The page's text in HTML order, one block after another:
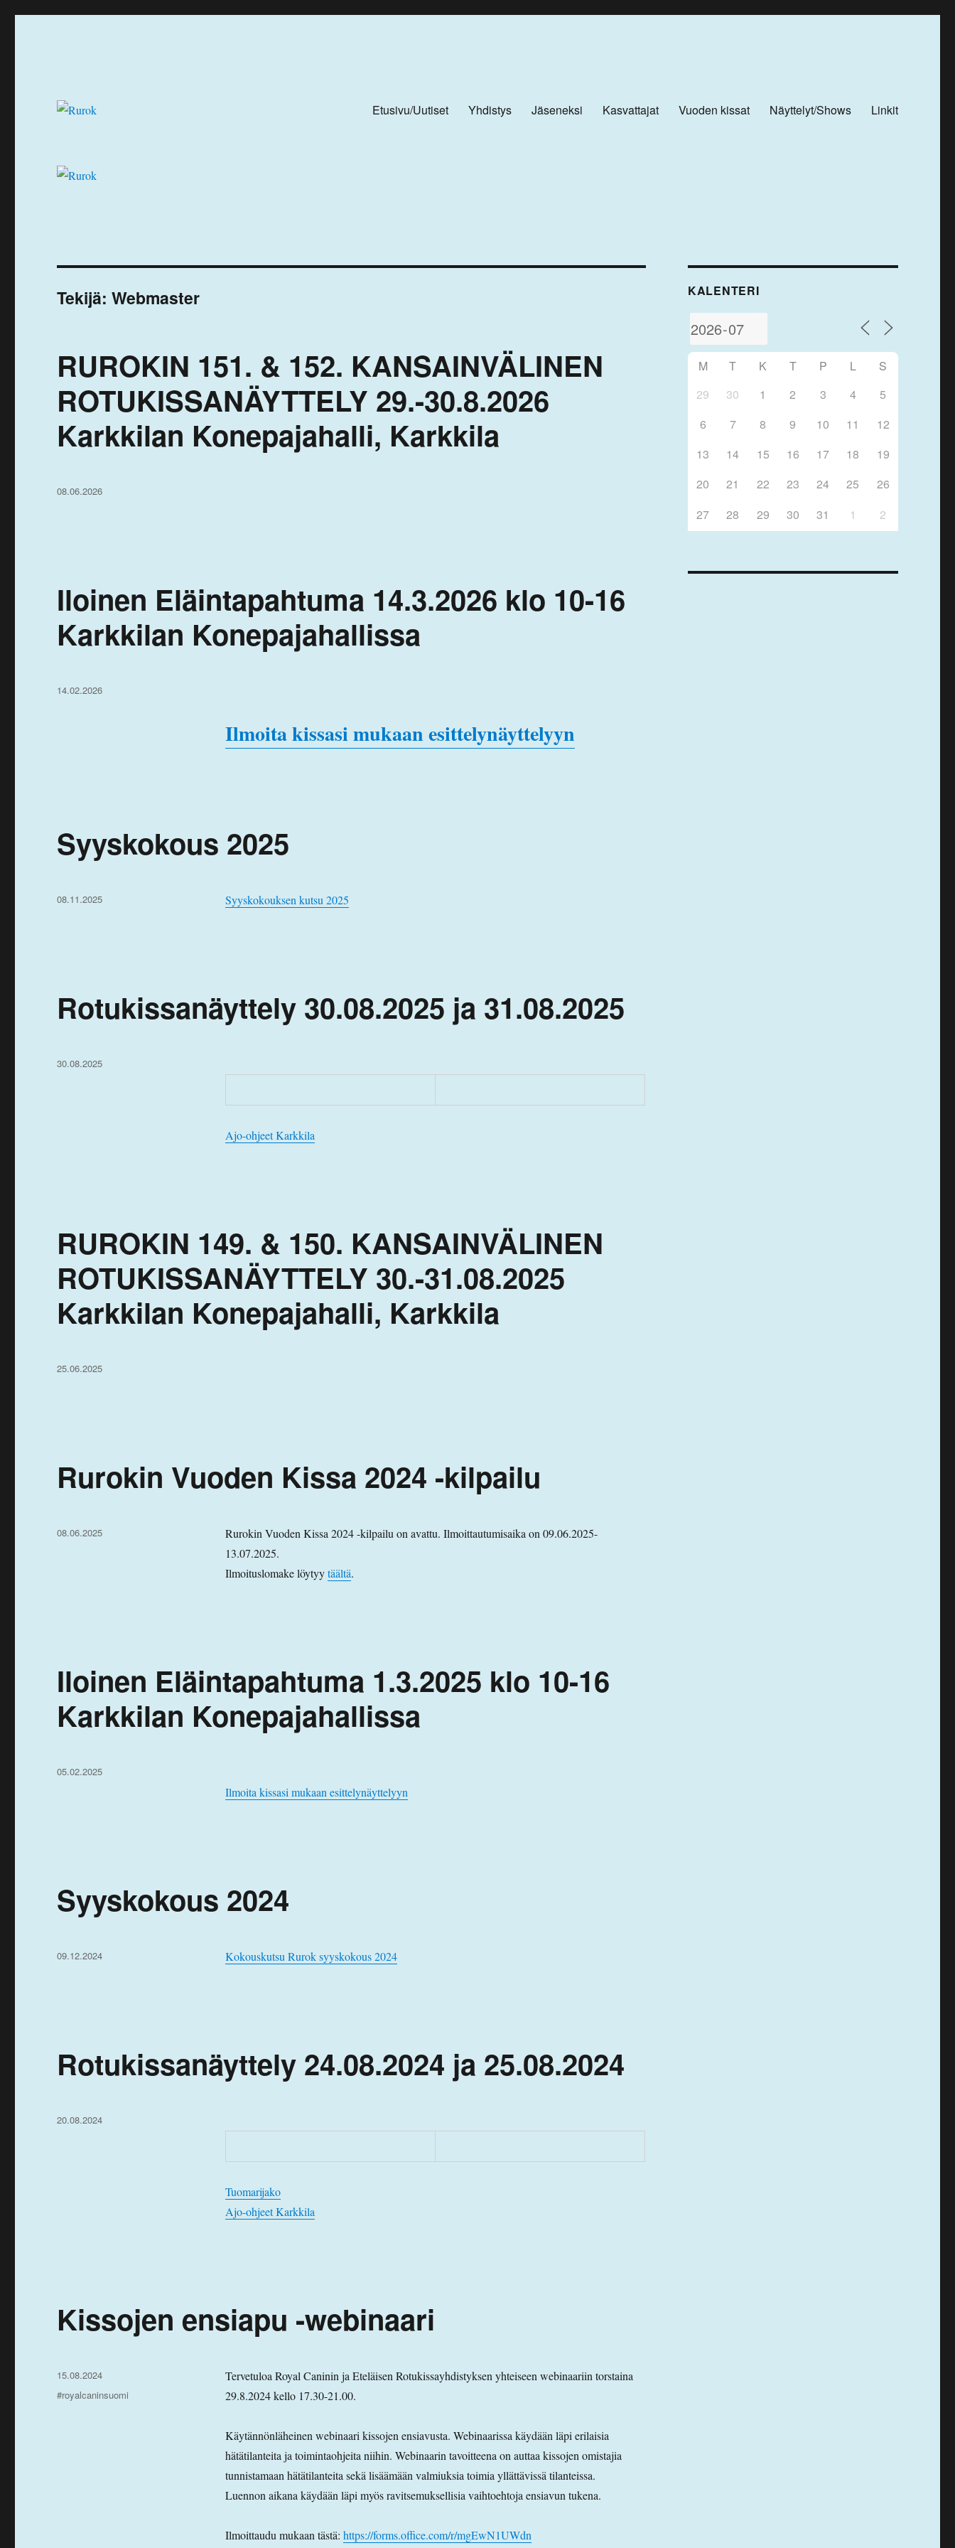
Etusivu/Uutiset Yhdistys Jäseneksi Kasvattajat Vuoden kissat Näyttelyt/Shows Linkit
Tekijä:Webmaster
RUROKIN 151. & 152. KANSAINVÄLINEN
ROTUKISSANÄYTTELY 29.-30.8.2026
Karkkilan Konepajahalli, Karkkila
Julkaistu
08.06.2026
Iloinen Eläintapahtuma 14.3.2026 klo 10-16
Karkkilan Konepajahallissa
Ilmoita kissasi mukaan esittelynäyttelyyn
Julkaistu
14.02.2026
Syyskokous 2025
Syyskokouksen kutsu 2025
Julkaistu
08.11.2025
Rotukissanäyttely 30.08.2025 ja 31.08.2025
Ajo-ohjeet Karkkila
Julkaistu
30.08.2025
RUROKIN 149. & 150. KANSAINVÄLINEN
ROTUKISSANÄYTTELY 30.-31.08.2025
Karkkilan Konepajahalli, Karkkila
Julkaistu
25.06.2025
Rurokin Vuoden Kissa 2024 -kilpailu
Rurokin Vuoden Kissa 2024 -kilpailu on avattu. Ilmoittautumisaika on 09.06.2025-
13.07.2025.
Ilmoituslomake löytyytäältä.
Julkaistu
08.06.2025
Iloinen Eläintapahtuma 1.3.2025 klo 10-16
Karkkilan Konepajahallissa
Ilmoita kissasi mukaan esittelynäyttelyyn
Julkaistu
05.02.2025
Syyskokous 2024
Kokouskutsu Rurok syyskokous 2024
Julkaistu
09.12.2024
Rotukissanäyttely 24.08.2024 ja 25.08.2024
Tuomarijako
Ajo-ohjeet Karkkila
Julkaistu
20.08.2024
Kissojen ensiapu -webinaari
Tervetuloa Royal Caninin ja Eteläisen Rotukissayhdistyksen yhteiseen webinaariin torstaina
29.8.2024 kello 17.30-21.00.
Käytännönläheinen webinaari kissojen ensiavusta. Webinaarissa käydään läpi erilaisia
hätätilanteita ja toimintaohjeita niihin. Webinaarin tavoitteena on auttaa kissojen omistajia
tunnistamaan hätätilanteita sekä lisäämään valmiuksia toimia yllättävissä tilanteissa.
Luennon aikana käydään läpi myös ravitsemuksellisia vaihtoehtoja ensiavun tukena.
Ilmoittaudu mukaan tästä: https://forms.office.com/r/mgEwN1UWdn
Julkaistu
15.08.2024
Avainsanat
#royalcaninsuomi
KALENTERI
M T K T P L
S
29
30 1 2 3 4
5
6
7 8 9 10 11
12
13
14 15 16 17 18
19
20
21 22 23 24 25
26
27
28 29 30 31 1 2